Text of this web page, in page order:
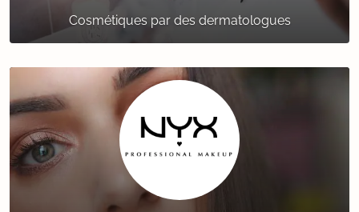
Cosmétiques par des dermatologues